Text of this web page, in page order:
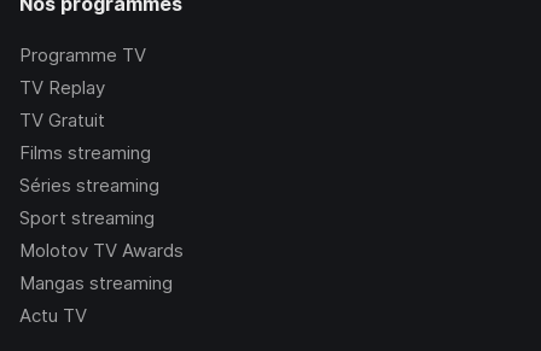
Programme TV
TV Replay
TV Gratuit
Films streaming
Séries streaming
Sport streaming
Molotov TV Awards
Mangas streaming
Actu TV